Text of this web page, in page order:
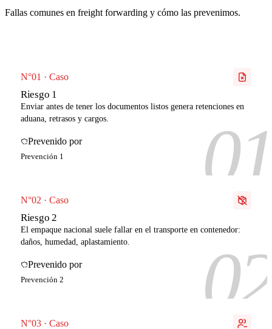
Fallas comunes en freight forwarding y cómo las prevenimos.
N°01 · Caso
Riesgo 1
Enviar antes de tener los documentos listos genera retenciones en
aduana, retrasos y cargos.
Prevenido por
Prevención 1
N°02 · Caso
Riesgo 2
El empaque nacional suele fallar en el transporte en contenedor:
daños, humedad, aplastamiento.
Prevenido por
Prevención 2
N°03 · Caso